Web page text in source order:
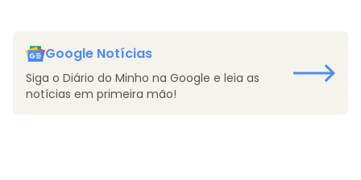
Google Notícias
Siga o Diário do Minho na Google e leia as
notícias em primeira mão!